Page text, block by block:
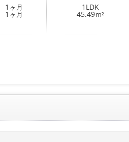
1 ヶ月
1 ヶ月
1LDK
45.49m²